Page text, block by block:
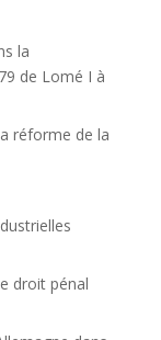
la
de Lomé I à
réforme de la
droit pénal